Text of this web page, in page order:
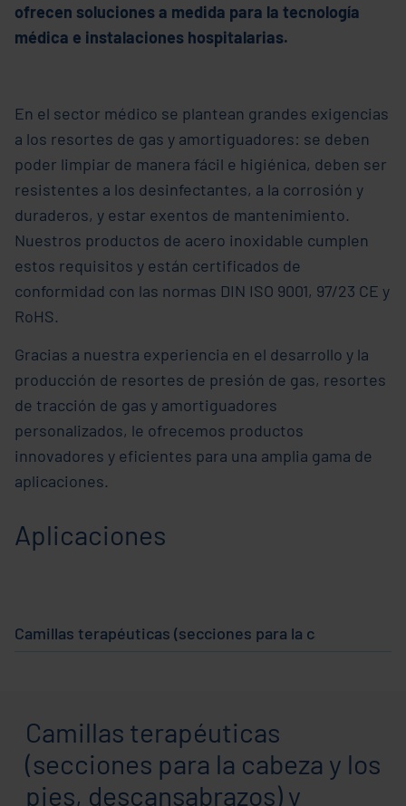
ofrecen soluciones a medida para la tecnología
médica e instalaciones hospitalarias.
En el sector médico se plantean grandes exigencias
a los resortes de gas y amortiguadores: se deben
poder limpiar de manera fácil e higiénica, deben ser
resistentes a los desinfectantes, a la corrosión y
duraderos, y estar exentos de mantenimiento.
Nuestros productos de acero inoxidable cumplen
estos requisitos y están certificados de
conformidad con las normas DIN ISO 9001, 97/23 CE y
RoHS.
Gracias a nuestra experiencia en el desarrollo y la
producción de resortes de presión de gas, resortes
de tracción de gas y amortiguadores
personalizados, le ofrecemos productos
innovadores y eficientes para una amplia gama de
aplicaciones.
Aplicaciones
Camillas terapéuticas (secciones para la cabeza y los
Camillas terapéuticas
(secciones para la cabeza y los
pies, descansabrazos) y